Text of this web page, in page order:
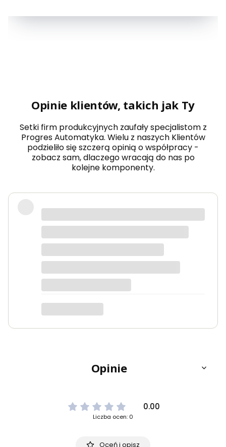
Opinie klientów, takich jak Ty
Setki firm produkcyjnych zaufały specjalistom z
Progres Automatyka. Wielu z naszych Klientów
podzieliło się szczerą opinią o współpracy -
zobacz sam, dlaczego wracają do nas po
kolejne komponenty.
Robię zakupy regularnie ze względu
na bezproblemową obsługę i szybkie
zamówienia. Na duży plus dochodzi
bardzo wysokim poziomie. Polecam
seekmo studio
Opinie
0.00
Liczba ocen: 0
Oceń i opisz